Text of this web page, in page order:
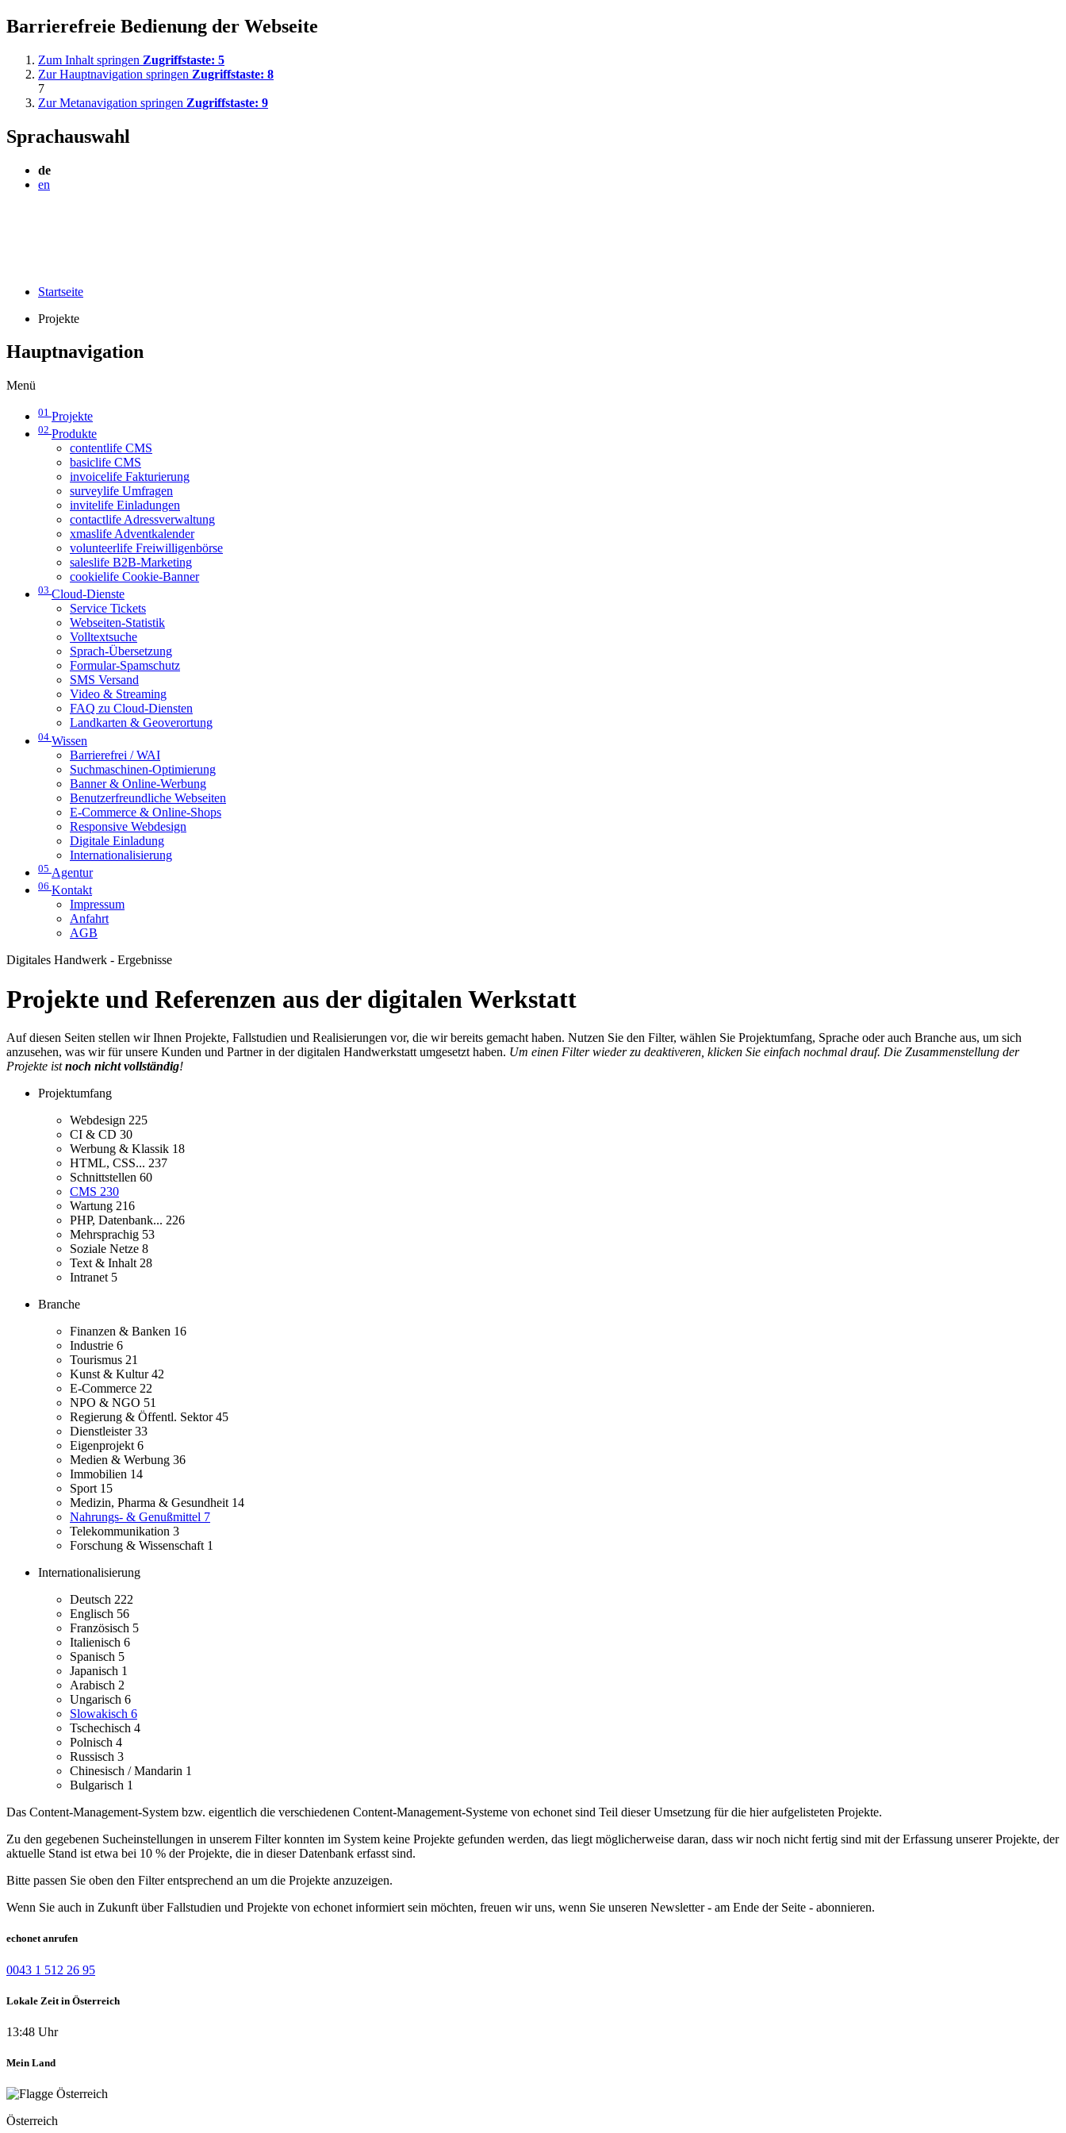
Barrierefreie Bedienung der Webseite
Zum Inhalt springen Zugriffstaste: 5
Zur Hauptnavigation springen Zugriffstaste: 8
7
Zur Metanavigation springen Zugriffstaste: 9
Sprachauswahl
de
en
Startseite
Projekte
Hauptnavigation
Menü
01 Projekte
02 Produkte
contentlife CMS
basiclife CMS
invoicelife Fakturierung
surveylife Umfragen
invitelife Einladungen
contactlife Adressverwaltung
xmaslife Adventkalender
volunteerlife Freiwilligenbörse
saleslife B2B-Marketing
cookielife Cookie-Banner
03 Cloud-Dienste
Service Tickets
Webseiten-Statistik
Volltextsuche
Sprach-Übersetzung
Formular-Spamschutz
SMS Versand
Video & Streaming
FAQ zu Cloud-Diensten
Landkarten & Geoverortung
04 Wissen
Barrierefrei / WAI
Suchmaschinen-Optimierung
Banner & Online-Werbung
Benutzerfreundliche Webseiten
E-Commerce & Online-Shops
Responsive Webdesign
Digitale Einladung
Internationalisierung
05 Agentur
06 Kontakt
Impressum
Anfahrt
AGB
Digitales Handwerk - Ergebnisse
Projekte und Referenzen aus der digitalen Werkstatt
Auf diesen Seiten stellen wir Ihnen Projekte, Fallstudien und Realisierungen vor, die wir bereits gemacht haben. Nutzen Sie den Filter, wählen Sie Projektumfang, Sprache oder auch Branche aus, um sich
anzusehen, was wir für unsere Kunden und Partner in der digitalen Handwerkstatt umgesetzt haben. Um einen Filter wieder zu deaktiveren, klicken Sie einfach nochmal drauf. Die Zusammenstellung der
Projekte istnoch nicht vollständig!
Projektumfang
Webdesign 225
CI & CD 30
Werbung & Klassik 18
HTML, CSS... 237
Schnittstellen 60
CMS 230
Wartung 216
PHP, Datenbank... 226
Mehrsprachig 53
Soziale Netze 8
Text & Inhalt 28
Intranet 5
Branche
Finanzen & Banken 16
Industrie 6
Tourismus 21
Kunst & Kultur42
E-Commerce 22
NPO & NGO 51
Regierung & Öffentl. Sektor45
Dienstleister33
Eigenprojekt 6
Medien & Werbung 36
Immobilien 14
Sport 15
Medizin, Pharma & Gesundheit 14
Nahrungs- & Genußmittel 7
Telekommunikation 3
Forschung & Wissenschaft 1
Internationalisierung
Deutsch 222
Englisch 56
Französisch 5
Italienisch 6
Spanisch 5
Japanisch 1
Arabisch 2
Ungarisch 6
Slowakisch 6
Tschechisch 4
Polnisch 4
Russisch 3
Chinesisch / Mandarin 1
Bulgarisch 1
Das Content-Management-System bzw. eigentlich die verschiedenen Content-Management-Systeme von echonet sind Teil dieser Umsetzung für die hier aufgelisteten Projekte.
Zu den gegebenen Sucheinstellungen in unserem Filter konnten im System keine Projekte gefunden werden, das liegt möglicherweise daran, dass wir noch nicht fertig sind mit der Erfassung unserer Projekte, der
aktuelle Stand ist etwa bei 10 % der Projekte, die in dieser Datenbank erfasst sind.
Bitte passen Sie oben den Filter entsprechend an um die Projekte anzuzeigen.
Wenn Sie auch in Zukunft über Fallstudien und Projekte von echonet informiert sein möchten, freuen wir uns, wenn Sie unseren Newsletter - am Ende der Seite - abonnieren.
echonet anrufen
0043 1 512 26 95
Lokale Zeit in Österreich
13:48 Uhr
Mein Land
Österreich